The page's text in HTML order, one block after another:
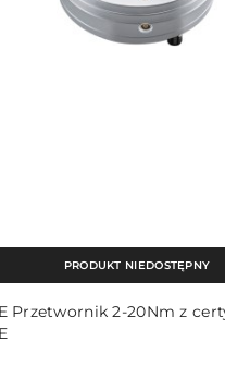
Przetwornik 2-20Nm z
PRODUKT NIEDOSTĘPNY